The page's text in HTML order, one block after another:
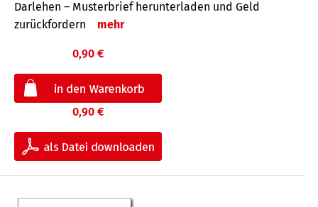
Darlehen – Musterbrief herunterladen und Geld
zurückfordern
mehr
0,90 €
0,90 €